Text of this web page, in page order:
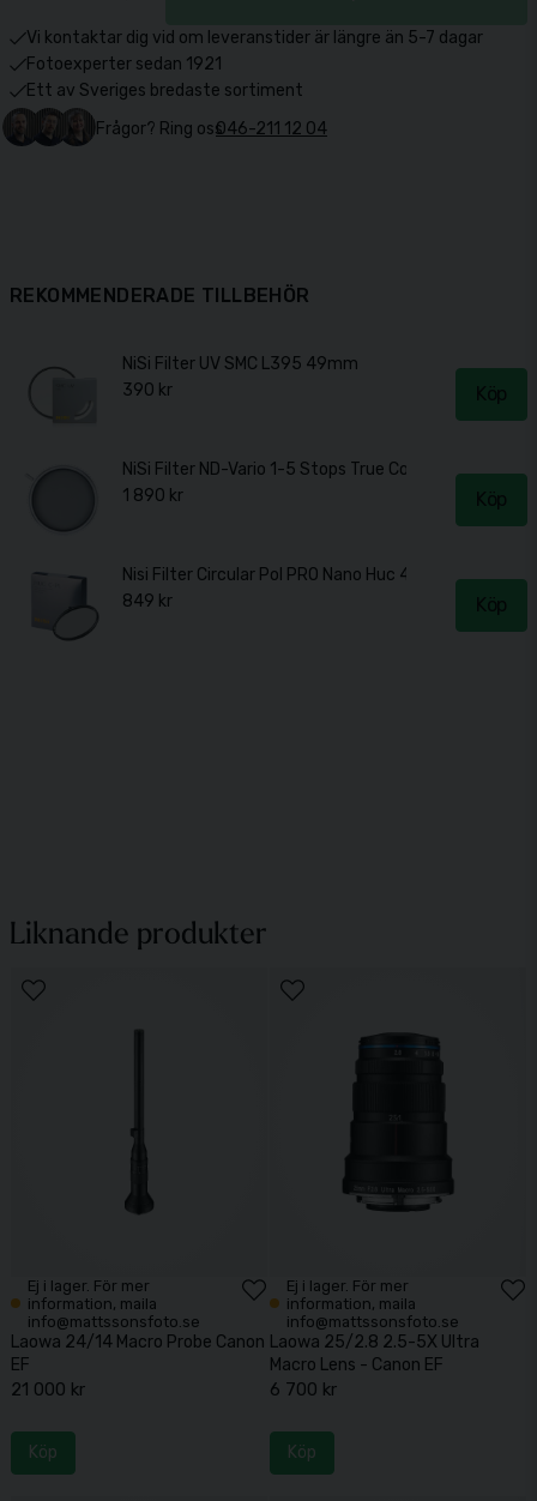
Vi kontaktar dig vid om leveranstider är längre än 5-7 dagar
Fotoexperter sedan 1921
Ett av Sveriges bredaste sortiment
Frågor? Ring oss046-211 12 04
Liknande produkter
Ej i lager. För mer
information, maila
info@mattssonsfoto.se
Laowa 24/14 Macro Probe Canon
EF
21 000 kr
Köp
Ej i lager. För mer
information, maila
info@mattssonsfoto.se
Laowa 25/2.8 2.5-5X Ultra
Macro Lens - Canon EF
6 700 kr
Köp
REKOMMENDERADE TILLBEHÖR
NiSi Filter UV SMC L395 49mm
390 kr
Köp
NiSi Filter ND-Vario 1-5 Stops True Color 49mm
1 890 kr
Köp
Nisi Filter Circular Pol PRO Nano Huc 49mm
849 kr
Köp